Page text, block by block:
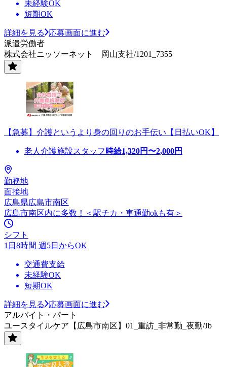
未経験OK
短期OK
詳細を見る
応募画面に進む
派遣労働者
株式会社ニッソーネット 岡山支社/1201_7355
【急募】介護というより身の回りのお手伝い【日払いOK】
老人介護施設スタッフ 時給1,320円〜2,000円
勤務地
面接地
広島県広島市南区
広島市南区内に多数！＜駅チカ・車通勤okも有＞
シフト
1日8時間 週5日からOK
交通費支給
未経験OK
短期OK
詳細を見る
応募画面に進む
アルバイト・パート
ユースタイルケア【広島市南区】01_重訪_非常勤_夜勤/Jb